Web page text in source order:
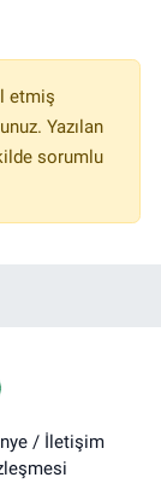
etmiş
Yazılan
sorumlu
/ İletişim